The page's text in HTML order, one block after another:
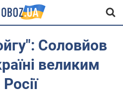
Соловйов
великим